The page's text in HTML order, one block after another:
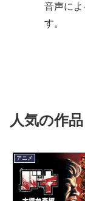
音声に
す。
人気の作品
アニメ